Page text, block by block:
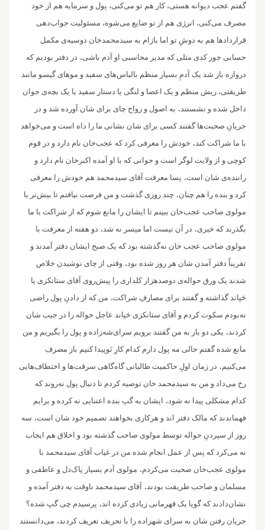
گفتم عجب دیوانه هستی، کار هم تو می‌کنی،‌ پول و‌ سرمایه هم از خود
مصرف می‌کنی، انرژی هم از تو ضایع می‌شوه، مسئولیت جواب‌دهی
قراردادها هم به دوشِ تو اما بازام به سیدمحمد‌خان دوسیه‌ی مکمل
حسابی جور کدی مثلی که مدیر محاسبی او آدم باشی. در دفتر بودیم که
دروازه باز شد یک آدمِ بسیار منظم بالباس‌های سفید و موهای گیسو مانند
طریقتی، ریش منظم و یک اعصا و لنگی یا دستار سفید با یک بچه‌ی جوان
داخل شده و نشستند . به اصول و رواج چای برای شان آورده شد و در
جریانِ صحبت‌ها گفتند کسی برای شان نشانی ما را داه است و می‌خواهد
با ما شراکت کند . خودش را معرفی کرد که عجب‌خان نام دارد و در قوم
کوچی و از ولایت لوگر است و جوانی که با او آمده اکبرخان نام دارد و
راننده‌ی شان است. پسا معرفت آقای سیدمحمد هم خودش را معرفی
کرد و بنده را هم چنان. چند روزی گذشت و من فرصت نیافتم تا بیش‌تر با
مولوی صاحب عجب‌خان ببینم تا ایشان را مانع شوم که از شراکت با ما
بگذرند که خیری. در آن نیست اما میسر نه شد . دو هفته از معرفت با
مولوی صاحب عجب‌ خان نه‌گذشته بود که یک صبح ایشان دفتر آمدند و
تقریباً دفتر آمدن شان هر روز شده بود . وقتی از چای نوشیدن خلاص
شدند یک ورق حواله‌ی دوصدهزار کلداری را پیش‌روی آقای ستانکزی یا
څپاند گذاشته و گفتند برای مصارفِ شراکت. من که از دادنِ پول راضی
نه‌بودم سکوت کردم و آقای ستانکزی څپاند عاجل حواله را در جیب شان
کردند . یکی دو بار به من گفتند برویم سرای‌شه‌زاده و پول را بگیریم و من
مانع شده گفتم حالی مه پول دارم کدام کارِ نَو‌پیدا کنیم باز مصرف
می‌کنیم . در زمان اولِ حاکمیت طالبانی گاه‌گاهی سرقت‌ها و اختطاف‌هایی
رخ می‌داد و‌ من به سیدمحمد خان توصیه کردم تا دنبال پول نه‌روند که
کدام مشکلی پیدا نه شود . ایشان به گپ بنده اعتنایی نه کرده و برایم
فهماندند که مالک دفتر اند و هرکاری بخواهند تصمیم خود شان است. سه
روز از سپردنِ حواله توسط مولوی صاحب گذشته بود و اخلاق هم ایجاب
نه می‌کرد که پس از عمل انجام شده من در غیاب آقای سیدمحمد با
مولوی عجب‌خان صحبت می‌کردم. مولوی آدم بسیار پاک‌دل و عاطفی و
مسلمان و صاحب طریقت بودند . آقای سیدمحمد ناوقت به دفتر آمده و
نشان‌دادند که گویا یک قهرمانی زیادی کرده اند . پرسیدم چی گپ شده؟
جریان رفتن شان به سرای شهزاده را با تحریف تعریف کردند . می‌دانستند